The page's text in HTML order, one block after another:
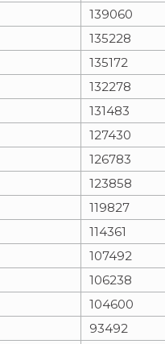
139060
135228
135172
132278
131483
127430
126783
123858
119827
114361
107492
106238
104600
93492